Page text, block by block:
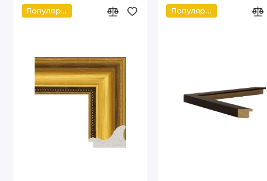
Популярное Популярное